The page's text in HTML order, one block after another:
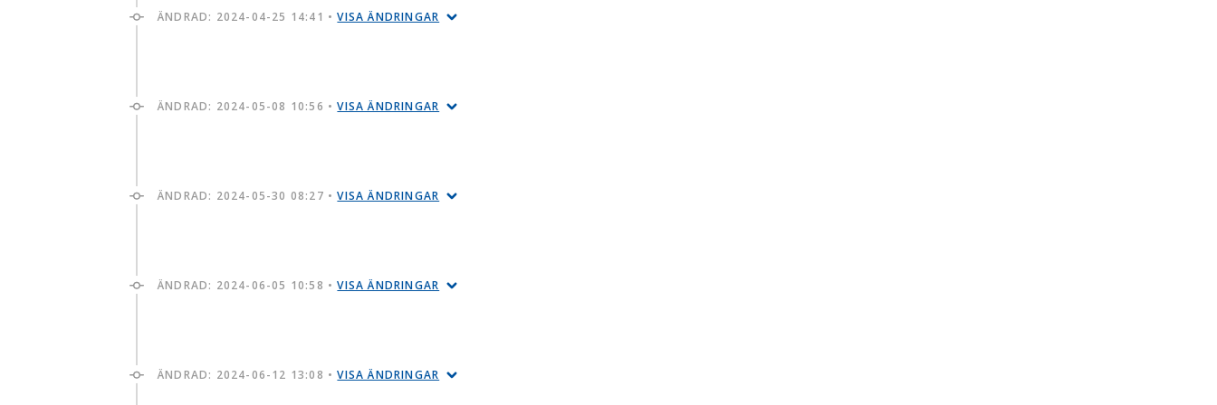
ÄNDRAD: 2024-04-25 14:41 •VISA ÄNDRINGAR
ÄNDRAD: 2024-05-08 10:56 •VISA ÄNDRINGAR
ÄNDRAD: 2024-05-30 08:27 •VISA ÄNDRINGAR
ÄNDRAD: 2024-06-05 10:58 •VISA ÄNDRINGAR
ÄNDRAD: 2024-06-12 13:08 •VISA ÄNDRINGAR